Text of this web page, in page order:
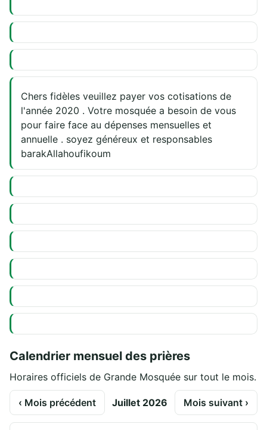
Chers fidèles veuillez payer vos cotisations de
l'année 2020 . Votre mosquée a besoin de vous
pour faire face au dépenses mensuelles et
annuelle . soyez généreux et responsables
barakAllahoufikoum
Calendrier mensuel des prières
Horaires officiels de Grande Mosquée sur tout le mois.
‹ Mois précédent Juillet 2026 Mois suivant ›